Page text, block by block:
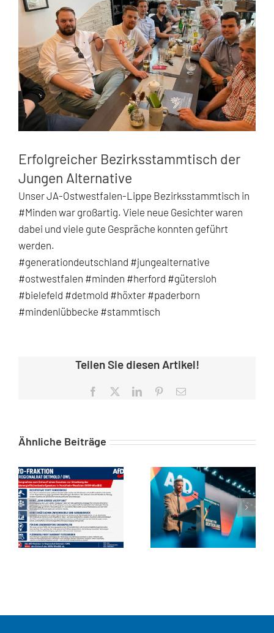
Erfolgreicher Bezirksstammtisch der
Jungen Alternative
Unser JA-Ostwestfalen-Lippe Bezirksstammtisch in
#Minden war großartig. Viele neue Gesichter waren
dabei und viele gute Gespräche konnten geführt
werden.
#generationdeutschland #jungealternative
#ostwestfalen #minden #herford #gütersloh
#bielefeld #detmold #höxter #paderborn
#mindenlübbecke #stammtisch
Teilen Sie diesen Artikel!
Facebook LinkedInPinterest
E-
Ähnliche Beiträge